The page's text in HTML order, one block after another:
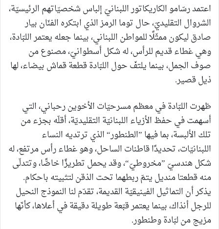
اعتمد رسّامو الكاريكاتور اللبنانيّ إلباس شخصيّاتهم الرئيسيّة،
الشروال التقليديّ، حال توما الرمز الذي ابتكره الفنّان بيار
صادق ليكون ممثّلًا للمواطن اللبناني، بينما جعله يعتمر اللبّادة،
وهي غطاء قديم للرأس، له شكل أسطوانيّ، مصنوع من
صوف الجمل، بينما يلتفّ حول اللبّادة قطعة قماش بيضاء، لها
ذيل قصير.
ظهرت اللبّادة في معظم مسرحيّات الأخوين رحباني، التي
أسهمت في حفظ الأزياء اللبنانيّة التقليديّة، أقلّه بجزء من
تلك الألبسة، بما فيها ”الطنطور“ الذي ترتديه النساء
اللبنانيّات، تحديدًا قاطنات الساحل، وهو غطاء رأس مرتفع، له
شكل هندسيّ ”مخروطيّ“، وقد يحمل تطريزًا خاصًّا، وتتدلّى
منه قطعتا منديل يتمّ ربطهما تحت الذقن لتثبيته باحكام.
يذكر أن التماثيل الفينيقيّة القديمة، تقدّم لنا النموذج النحيل
للرجل أنذاك، بينما يعتمر قبّعة طويلة دقيقة في أعلاها، كأنّها
مزيج من لبّادة وطنطور.